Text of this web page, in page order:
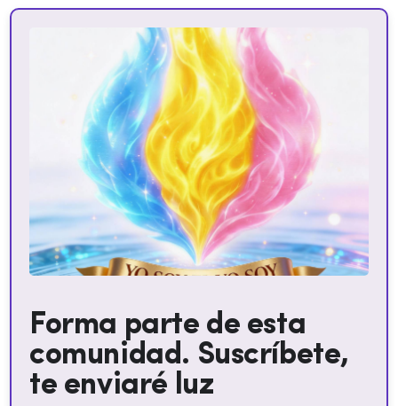
Forma parte de esta
comunidad. Suscríbete,
te enviaré luz